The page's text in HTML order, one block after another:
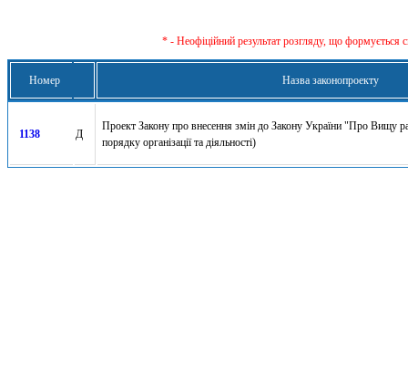
* - Неофіційний результат розгляду, що формується
Номер Назва законопроекту
1138 Д
Проект Закону про внесення змін до Закону України "Про Вищу
порядку організації та діяльності)